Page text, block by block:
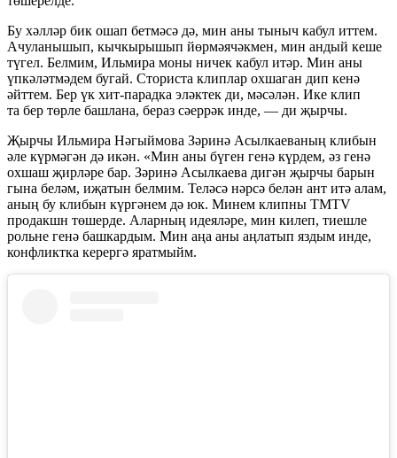
Бу хәлләр бик ошап бетмәсә дә, мин аны тыныч кабул иттем.
Ачуланышып, кычкырышып йөрмәячәкмен, мин андый кеше
түгел. Белмим, Ильмира моны ничек кабул итәр. Мин аны
үпкәләтмәдем бугай. Сториста клиплар охшаган дип кенә
әйттем. Бер үк хит-парадка эләктек ди, мәсәлән. Ике клип
та бер төрле башлана, бераз сәеррәк инде, — ди җырчы.
Җырчы Ильмира Нәгыймова Зәринә Асылкаеваның клибын
әле күрмәгән дә икән. «Мин аны бүген генә күрдем, әз генә
охшаш җирләре бар. Зәринә Асылкаева дигән җырчы барын
гына беләм, иҗатын белмим. Теләсә нәрсә белән ант итә алам,
аның бу клибын күргәнем дә юк. Минем клипны TMTV
продакшн төшерде. Аларның идеяләре, мин килеп, тиешле
рольне генә башкардым. Мин аңа аны аңлатып яздым инде,
конфликтка керергә яратмыйм.